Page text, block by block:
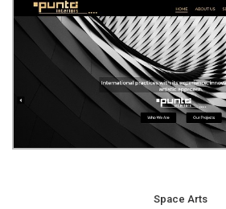
Space Arts